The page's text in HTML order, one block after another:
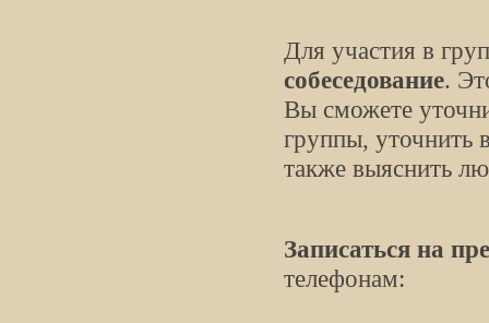
Для участия в
собеседование.
Вы сможете
группы, уточнить
также выяснить
Записаться на
телефонам: